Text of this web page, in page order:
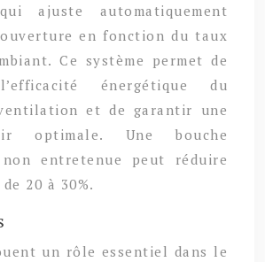
ajuste automatiquement
en fonction du taux
Ce système permet de
énergétique du
et de garantir une
optimale. Une bouche
non entretenue peut réduire
20 à 30%.
un rôle essentiel dans le